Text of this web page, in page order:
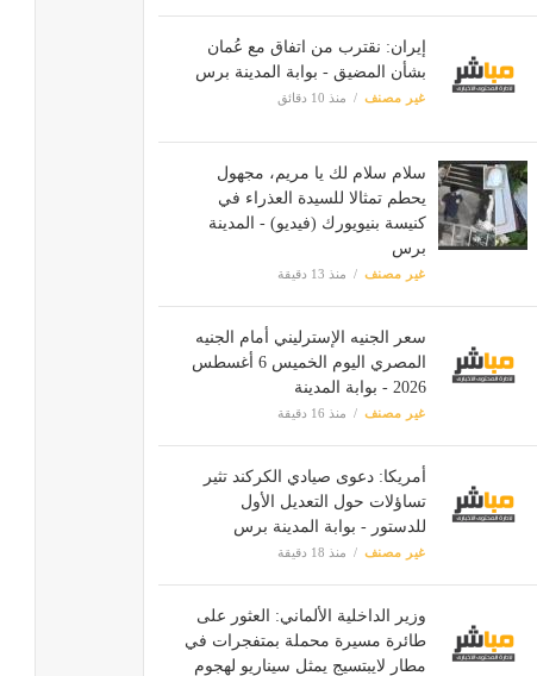
إيران: نقترب من اتفاق مع عُمان
بشأن المضيق - بوابة المدينة برس
غير مصنف منذ 10 دقائق
سلام سلام لك يا مريم، مجهول
يحطم تمثالا للسيدة العذراء في
كنيسة بنيويورك (فيديو) - المدينة
برس
غير مصنف منذ 13 دقيقة
سعر الجنيه الإسترليني أمام الجنيه
المصري اليوم الخميس 6 أغسطس
2026 - بوابة المدينة
غير مصنف منذ 16 دقيقة
أمريكا: دعوى صيادي الكركند تثير
تساؤلات حول التعديل الأول
للدستور - بوابة المدينة برس
غير مصنف منذ 18 دقيقة
وزير الداخلية الألماني: العثور على
طائرة مسيرة محملة بمتفجرات في
مطار لايبتسيج يمثل سيناريو لهجوم